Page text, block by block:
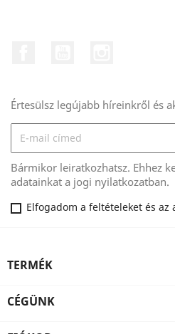
Értesülsz legújabb híreinkről és
Bármikor leiratkozhatsz. Ehhez
adatainkat a jogi nyilatkozatban.
Elfogadom a feltételeket és
TERMÉK
CÉGÜNK